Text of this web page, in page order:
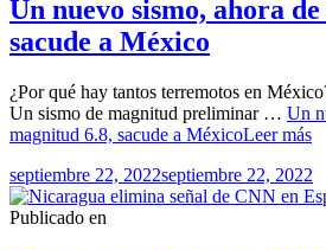
Un nuevo sismo, ahora
sacude a México
¿Por qué hay tantos terremotos en
Un sismo de magnitud preliminar … Un
magnitud 6.8, sacude a MéxicoLeer más
septiembre 22, 2022septiembre 22, 2022
Publicado en